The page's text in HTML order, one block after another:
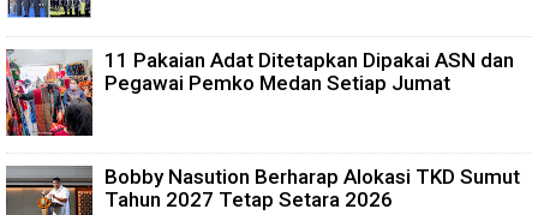
11 Pakaian Adat Ditetapkan Dipakai ASN dan
Pegawai Pemko Medan Setiap Jumat
Bobby Nasution Berharap Alokasi TKD Sumut
Tahun 2027 Tetap Setara 2026